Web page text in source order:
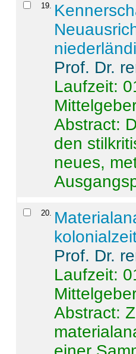
19
Prof. Dr.
Laufzeit:
Abstract:
den
neues,
20
Prof. Dr.
Laufzeit:
Abstract: